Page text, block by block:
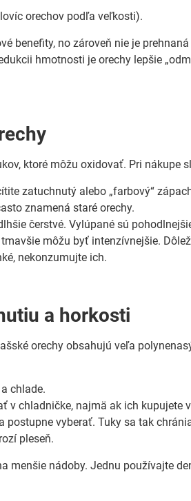
orechov podľa veľkosti).
benefity, no zároveň nie je
hmotnosti je orechy lepšie
ktoré môžu oxidovať. Pri nákupe
zatuchnutý alebo „farbový“
znamená staré orechy.
čerstvé. Vylúpané sú
môžu byť intenzívnejšie.
nekonzumujte ich.
a horkosti
orechy obsahujú veľa
chlade.
v chladničke, najmä ak ich kupujete
vyberať. Tuky sa tak
pleseň.
menšie nádoby. Jednu používajte